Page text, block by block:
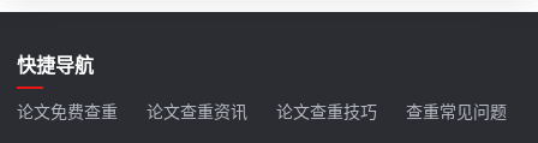
快捷导航
论文免费查重 论文查重资讯 论文查重技巧 查重常见问题